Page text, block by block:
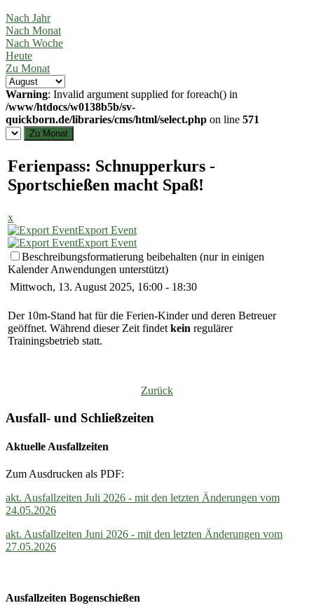
Nach Jahr
Nach Monat
Nach Woche
Heute
Zu Monat
Warning: Invalid argument supplied for foreach() in
/www/htdocs/w0138b5b/sv-
quickborn.de/libraries/cms/html/select.php on line 571
Zu Monat
Ferienpass: Schnupperkurs -
Sportschießen macht Spaß!
x
Export Event
Export Event
Beschreibungsformatierung beibehalten (nur in einigen
Kalender Anwendungen unterstützt)
Mittwoch, 13. August 2025, 16:00 - 18:30
Der 10m-Stand hat für die Ferien-Kinder und deren Betreuer
geöffnet. Während dieser Zeit findet kein regulärer
Trainingsbetrieb statt.
Zurück
Ausfall- und Schließzeiten
Aktuelle Ausfallzeiten
Zum Ausdrucken als PDF:
akt. Ausfallzeiten Juli 2026 - mit den letzten Änderungen vom
24.05.2026
akt. Ausfallzeiten Juni 2026 - mit den letzten Änderungen vom
27.05.2026
Ausfallzeiten Bogenschießen